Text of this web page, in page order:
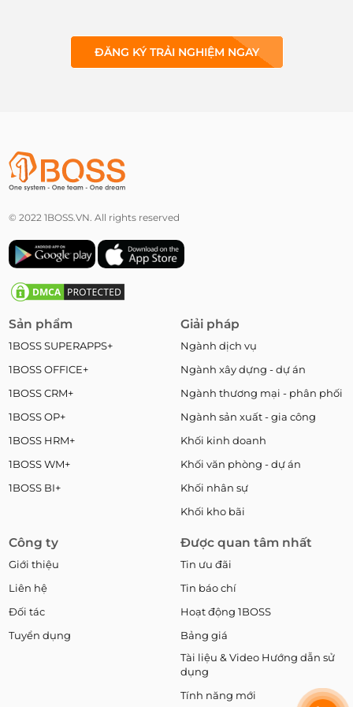
ĐĂNG KÝ TRẢI NGHIỆM NGAY
© 2022 1BOSS.VN. All rights reserved
Sản phẩm
1BOSS SUPERAPPS+
1BOSS OFFICE+
1BOSS CRM+
1BOSS OP+
1BOSS HRM+
1BOSS WM+
1BOSS BI+
Giải pháp
Ngành dịch vụ
Ngành xây dựng - dự án
Ngành thương mại - phân phối
Ngành sản xuất - gia công
Khối kinh doanh
Khối văn phòng - dự án
Khối nhân sự
Khối kho bãi
Công ty
Giới thiệu
Liên hệ
Đối tác
Tuyển dụng
Được quan tâm nhất
Tin ưu đãi
Tin báo chí
Hoạt động 1BOSS
Bảng giá
Tài liệu & Video Hướng dẫn sử
dụng
Tính năng mới